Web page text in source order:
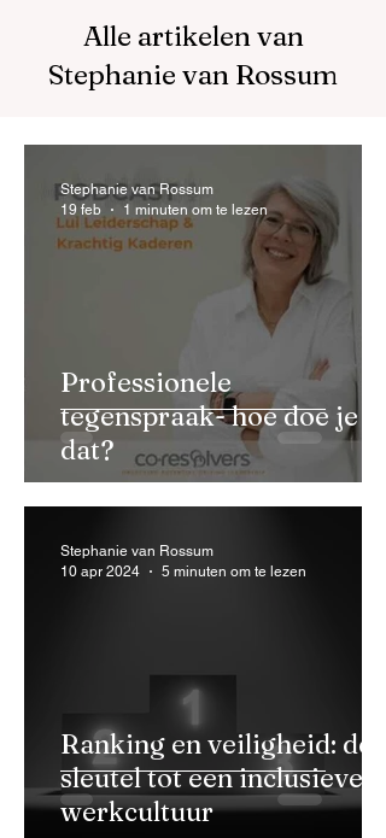
Alle artikelen van
Stephanie van Rossum
Professionele
tegenspraak- hoe doe je
dat?
Stephanie van Rossum
19 feb
1 minuten om te lezen
Ranking en veiligheid: de
sleutel tot een inclusieve
werkcultuur
Stephanie van Rossum
10 apr 2024
5 minuten om te lezen